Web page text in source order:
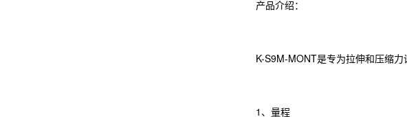
产品介绍：
K-S9M-MONT是专为拉伸和压缩
1、量程